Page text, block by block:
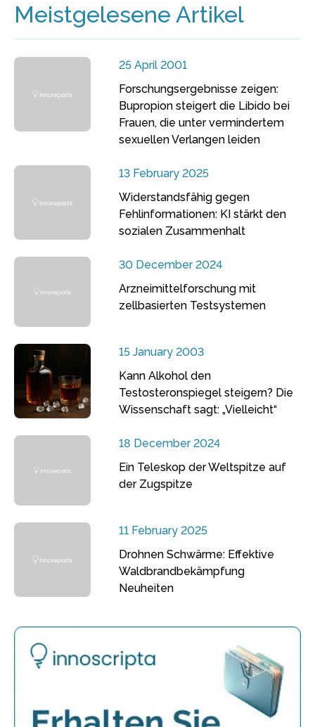
Meistgelesene Artikel
25 April 2001
Forschungsergebnisse zeigen:
Bupropion steigert die Libido bei
Frauen, die unter vermindertem
sexuellen Verlangen leiden
13 February 2025
Widerstandsfähig gegen
Fehlinformationen: KI stärkt den
sozialen Zusammenhalt
30 December 2024
Arzneimittelforschung mit
zellbasierten Testsystemen
15 January 2003
Kann Alkohol den
Testosteronspiegel steigern? Die
Wissenschaft sagt: „Vielleicht“
18 December 2024
Ein Teleskop der Weltspitze auf
der Zugspitze
11 February 2025
Drohnen Schwärme: Effektive
Waldbrandbekämpfung
Neuheiten